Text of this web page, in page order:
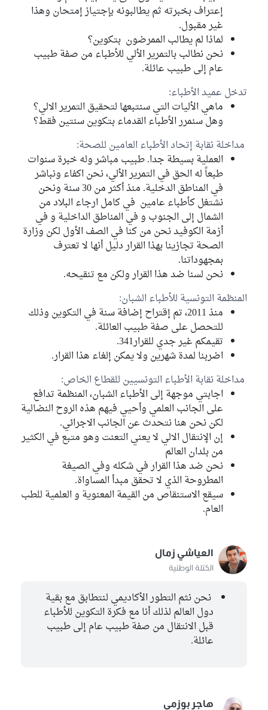
إعتراف بخبرته ثم يطالبونه بإجتياز إمتحان وهذا
غير مقبول.
لماذا لم يطالب الممرضون بتكوين؟
نحن نطالب بالتمرير الألي للأطباء من صفة طبيب
عام إلى طبيب عائلة.
تدخل عميد الأطباء:
ماهي الأليات التي سنتبعها لتحقيق التمرير الالي؟
وهل سنمرر الأطباء القدماء بتكوين سنتين فقط؟
مداخلة نقابة إتحاد الأطباء العامين للصحة:
العملية بسيطة جدا. طبيب مباشر وله خبرة سنوات
طبعاً له الحق في التمرير الألي، نحن اكفاء ونباشر
في المناطق الدخلية. منذ أكثر من 30 سنة ونحن
نشتغل كأطباء عامين في كامل ارجاء البلاد من
الشمال إلى الجنوب و في المناطق الداخلية و في
أزمة الكوفيد نحن من كنا في الصف الأول لكن وزارة
الصحة تجازينا بهذا القرار دليل أنها لا تعترف
بمجهوداتنا.
نحن لسنا ضد هذا القرار ولكن مع تنقيحه.
المنظمة التونسية للأطباء الشبان:
منذ 2011، تم إقتراح إضافة سنة في التكوين وذلك
للتحصل على صفة طبيب العائلة.
تقيمكم غير جدي للقرار341.
اضربنا لمدة شهرين ولا يمكن إلغاء هذا القرار.
مداخلة نقابة الأطباء التونسيين للقطاع الخاص:
اجابتي موجهة إلى الأطباء الشبان، المنظمة تدافع
على الجانب العلمي وأحيي فيهم هذه الروح النضالية
لكن نحن هنا نتحدث عن الجانب الاجرائي.
إن الإنتقال الالي لا يعني التعنت وهو متبع في الكثير
من بلدان العالم
نحن ضد هذا القرار في شكله وفي الصيغة
المطروحة الذي لا تحقق مبدأ المساواة.
سيقع الاستنقاص من القيمة المعنوية و العلمية للطب
العام.
العياشي زمال
الكتلة الوطنية
نحن نثم التطور الأكاديمي لنتطابق مع بقية
دول العالم لذلك أنا مع فكرة التكوين للأطباء
قبل الانتقال من صفة طبيب عام إلى طبيب
عائلة.
هاجر بوزمي